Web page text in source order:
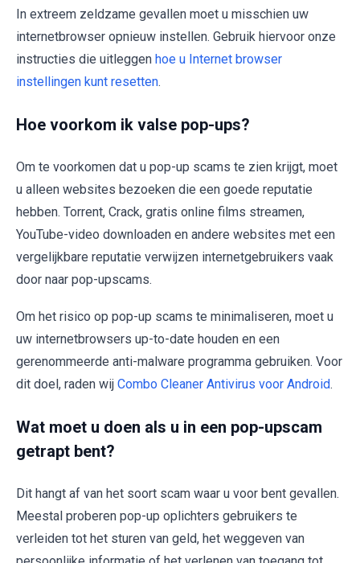
In extreem zeldzame gevallen moet u misschien uw
internetbrowser opnieuw instellen. Gebruik hiervoor onze
instructies die uitleggen hoe u Internet browser
instellingen kunt resetten.
Hoe voorkom ik valse pop-ups?
Om te voorkomen dat u pop-up scams te zien krijgt, moet
u alleen websites bezoeken die een goede reputatie
hebben. Torrent, Crack, gratis online films streamen,
YouTube-video downloaden en andere websites met een
vergelijkbare reputatie verwijzen internetgebruikers vaak
door naar pop-upscams.
Om het risico op pop-up scams te minimaliseren, moet u
uw internetbrowsers up-to-date houden en een
gerenommeerde anti-malware programma gebruiken. Voor
dit doel, raden wij Combo Cleaner Antivirus voor Android.
Wat moet u doen als u in een pop-upscam
getrapt bent?
Dit hangt af van het soort scam waar u voor bent gevallen.
Meestal proberen pop-up oplichters gebruikers te
verleiden tot het sturen van geld, het weggeven van